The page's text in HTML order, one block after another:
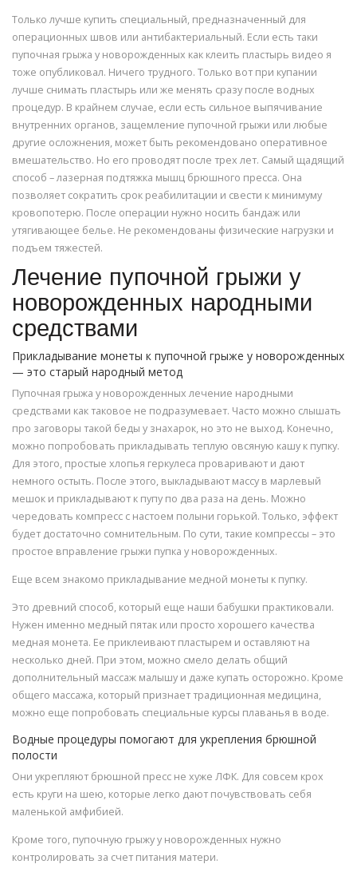
Только лучше купить специальный, предназначенный для
операционных швов или антибактериальный. Если есть таки
пупочная грыжа у новорожденных как клеить пластырь видео я
тоже опубликовал. Ничего трудного. Только вот при купании
лучше снимать пластырь или же менять сразу после водных
процедур. В крайнем случае, если есть сильное выпячивание
внутренних органов, защемление пупочной грыжи или любые
другие осложнения, может быть рекомендовано оперативное
вмешательство. Но его проводят после трех лет. Самый щадящий
способ – лазерная подтяжка мышц брюшного пресса. Она
позволяет сократить срок реабилитации и свести к минимуму
кровопотерю. После операции нужно носить бандаж или
утягивающее белье. Не рекомендованы физические нагрузки и
подъем тяжестей.
Лечение пупочной грыжи у
новорожденных народными
средствами
Прикладывание монеты к пупочной грыже у новорожденных
— это старый народный метод
Пупочная грыжа у новорожденных лечение народными
средствами как таковое не подразумевает. Часто можно слышать
про заговоры такой беды у знахарок, но это не выход. Конечно,
можно попробовать прикладывать теплую овсяную кашу к пупку.
Для этого, простые хлопья геркулеса проваривают и дают
немного остыть. После этого, выкладывают массу в марлевый
мешок и прикладывают к пупу по два раза на день. Можно
чередовать компресс с настоем полыни горькой. Только, эффект
будет достаточно сомнительным. По сути, такие компрессы – это
простое вправление грыжи пупка у новорожденных.
Еще всем знакомо прикладывание медной монеты к пупку.
Это древний способ, который еще наши бабушки практиковали.
Нужен именно медный пятак или просто хорошего качества
медная монета. Ее приклеивают пластырем и оставляют на
несколько дней. При этом, можно смело делать общий
дополнительный массаж малышу и даже купать осторожно. Кроме
общего массажа, который признает традиционная медицина,
можно еще попробовать специальные курсы плаванья в воде.
Водные процедуры помогают для укрепления брюшной
полости
Они укрепляют брюшной пресс не хуже ЛФК. Для совсем крох
есть круги на шею, которые легко дают почувствовать себя
маленькой амфибией.
Кроме того, пупочную грыжу у новорожденных нужно
контролировать за счет питания матери.